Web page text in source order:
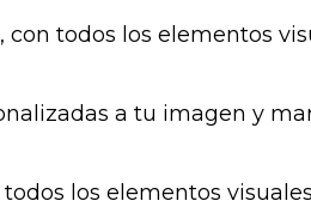
con todos los elementos
a tu imagen y
todos los elementos